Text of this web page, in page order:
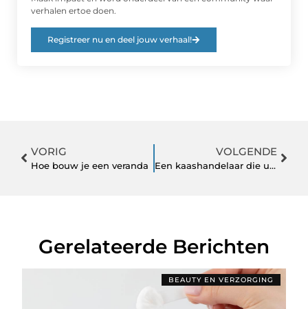
verhalen ertoe doen.
Registreer nu en deel jouw verhaal!
VORIG
Hoe bouw je een veranda
VOLGENDE
Een kaashandelaar die u kunt vertrouwen
Gerelateerde Berichten
BEAUTY EN VERZORGING